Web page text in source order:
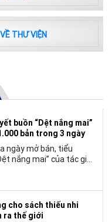
THƯ VIỆN
buồn “Dệt nắng mai”
bản trong 3 ngày
ngày mở bán, tiểu
nắng mai” của tác giả
khi cán mốc 1.000 bản
cho sách thiếu nhi
ra thế giới